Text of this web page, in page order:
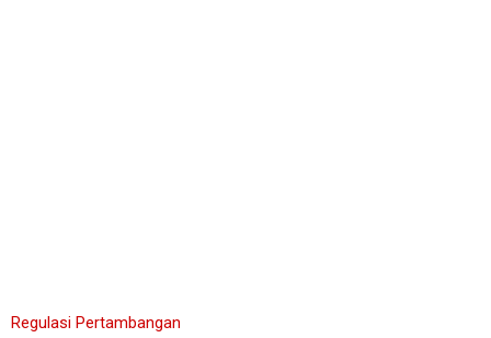
Regulasi Pertambangan